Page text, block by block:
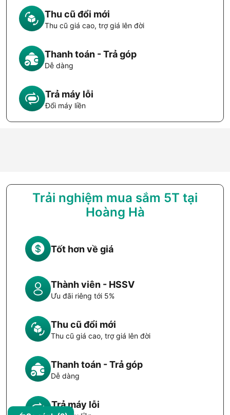
Thu cũ đổi mới
Thu cũ giá cao, trợ giá lên đời
Thanh toán - Trả góp
Dễ dàng
Trả máy lỗi
Đổi máy liền
Trải nghiệm mua sắm 5T tại
Hoàng Hà
Tốt hơn về giá
Thành viên - HSSV
Ưu đãi riêng tới 5%
Thu cũ đổi mới
Thu cũ giá cao, trợ giá lên đời
Thanh toán - Trả góp
Dễ dàng
Trả máy lỗi